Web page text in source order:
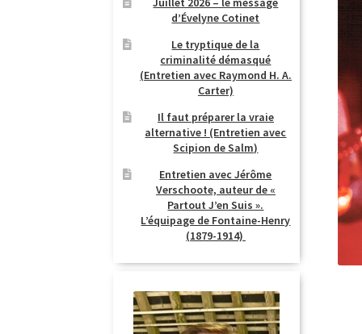
d’Évelyne Cotinet
Le tryptique de la
criminalité démasqué
(Entretien avec Raymond H. A.
Carter)
Il faut préparer la vraie
alternative ! (Entretien avec
Scipion de Salm)
Entretien avec Jérôme
Verschoote, auteur de «
Partout J’en Suis ».
L’équipage de Fontaine-Henry
(1879-1914)